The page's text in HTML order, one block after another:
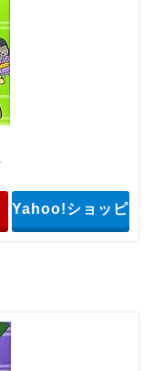
Yahoo!ショッピン